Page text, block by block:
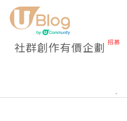
社群創作有價企劃